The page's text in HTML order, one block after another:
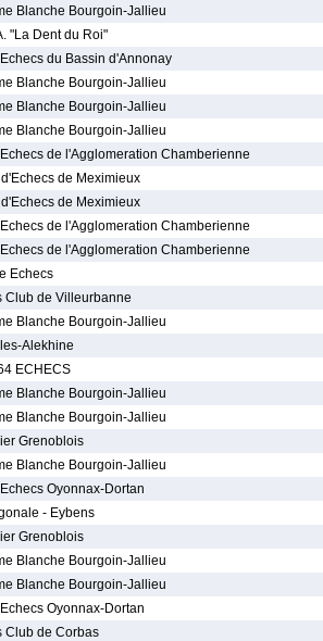
Blanche Bourgoin-Jallieu
"La Dent du Roi"
du Bassin d'Annonay
Blanche Bourgoin-Jallieu
Blanche Bourgoin-Jallieu
Blanche Bourgoin-Jallieu
de l'Agglomeration Chamberienne
de Meximieux
de Meximieux
de l'Agglomeration Chamberienne
de l'Agglomeration Chamberienne
Echecs
Club de Villeurbanne
Blanche Bourgoin-Jallieu
Alekhine
ECHECS
Blanche Bourgoin-Jallieu
Blanche Bourgoin-Jallieu
Grenoblois
Blanche Bourgoin-Jallieu
Oyonnax-Dortan
- Eybens
Grenoblois
Blanche Bourgoin-Jallieu
Blanche Bourgoin-Jallieu
Oyonnax-Dortan
Club de Corbas